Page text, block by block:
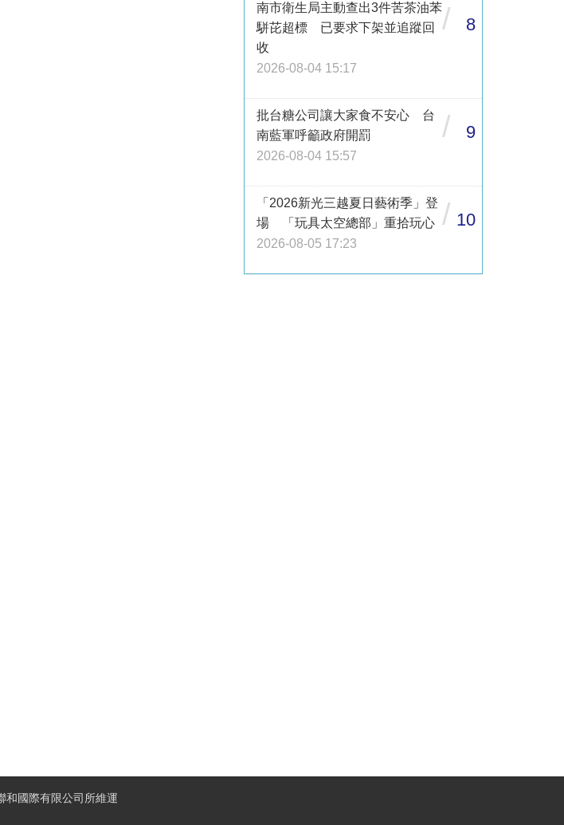
南市衛生局主動查出3件苦茶油苯
駢芘超標 已要求下架並追蹤回
收
2026-08-04 15:17
/ 8
批台糖公司讓大家食不安心 台
南藍軍呼籲政府開罰
2026-08-04 15:57
/ 9
「2026新光三越夏日藝術季」登
場 「玩具太空總部」重拾玩心
2026-08-05 17:23
/ 10
和國際有限公司所維運